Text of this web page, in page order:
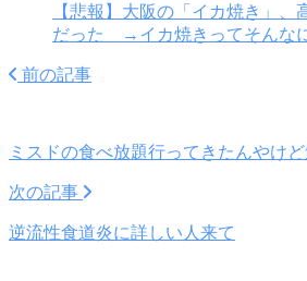
【悲報】大阪の「イカ焼き」、
だった →イカ焼きってそんな
前の記事
ミスドの食べ放題行ってきたんやけ
次の記事
逆流性食道炎に詳しい人来て